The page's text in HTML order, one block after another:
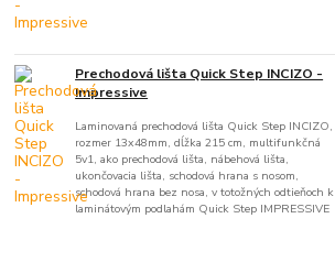
Prechodová lišta Quick Step INCIZO -
Impressive
Laminovaná prechodová lišta Quick Step INCIZO,
rozmer 13x48mm, dĺžka 215 cm, multifunkčná
5v1, ako prechodová lišta, nábehová lišta,
ukončovacia lišta, schodová hrana s nosom,
schodová hrana bez nosa, v totožných odtieňoch k
laminátovým podlahám Quick Step IMPRESSIVE